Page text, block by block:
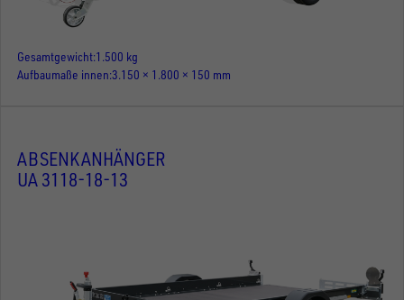
Gesamtgewicht 1.500 kg
Aufbaumaße innen 3.150 × 1.800 × 150 mm
ABSENKANHÄNGER
UA 3118-18-13